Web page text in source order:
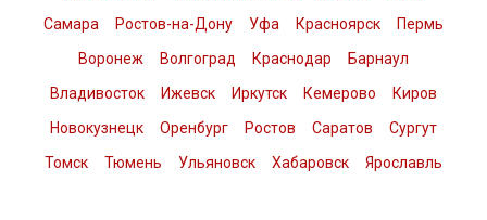
Самара
Ростов-на-Дону Уфа Красноярск
Пермь
Воронеж
Волгоград Краснодар
Барнаул
Владивосток
Ижевск Иркутск Кемерово
Киров
Новокузнецк
Оренбург Ростов Саратов
Сургут
Томск
Тюмень Ульяновск Хабаровск Ярославль